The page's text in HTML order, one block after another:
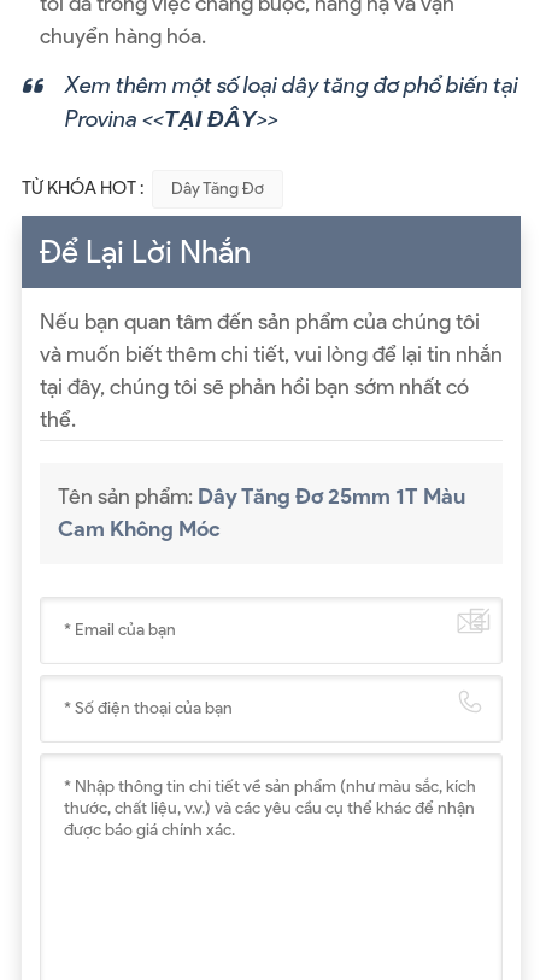
chuyển hàng hóa.
Xem thêm một số loại dây tăng đơ phổ biến tại
Provina <<TẠI ĐÂY>>
TỪ KHÓA HOT : Dây Tăng Đơ
Để Lại Lời Nhắn
Nếu bạn quan tâm đến sản phẩm của chúng tôi
và muốn biết thêm chi tiết, vui lòng để lại tin nhắn
tại đây, chúng tôi sẽ phản hồi bạn sớm nhất có
thể.
Tên sản phẩm: Dây Tăng Đơ 25mm 1T Màu
Cam Không Móc